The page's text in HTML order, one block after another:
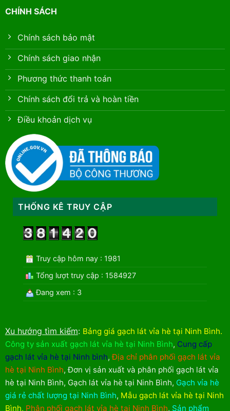
CHÍNH SÁCH
Chính sách bảo mật
Chính sách giao nhận
Phương thức thanh toán
Chính sách đổi trả và hoàn tiền
Điều khoản dịch vụ
THỐNG KÊ TRUY CẬP
Truy cập hôm nay : 1981
Tổng lượt truy cập : 1584927
Đang xem : 3
Xu hướng tìm kiếm: Bảng giá gạch lát vỉa hè tại Ninh Bình.
Công ty sản xuất gạch lát vỉa hè tại Ninh Bình, Cung cấp
gạch lát vỉa hè tại Ninh bình,Địa chỉ phân phối gạch lát vỉa
hè tại Ninh Bình,Đơn vị sản xuất và phân phối gạch lát vỉa
hè tại Ninh Bình, Gạch lát vỉa hè tại Ninh Bình, Gạch vỉa hè
giá rẻ chất lượng tại Ninh Bình, Mẫu gạch lát vỉa hè tại Ninh
Bình, Phân phối gạch lát vỉa hè tại Ninh Bình, Sản phẩm